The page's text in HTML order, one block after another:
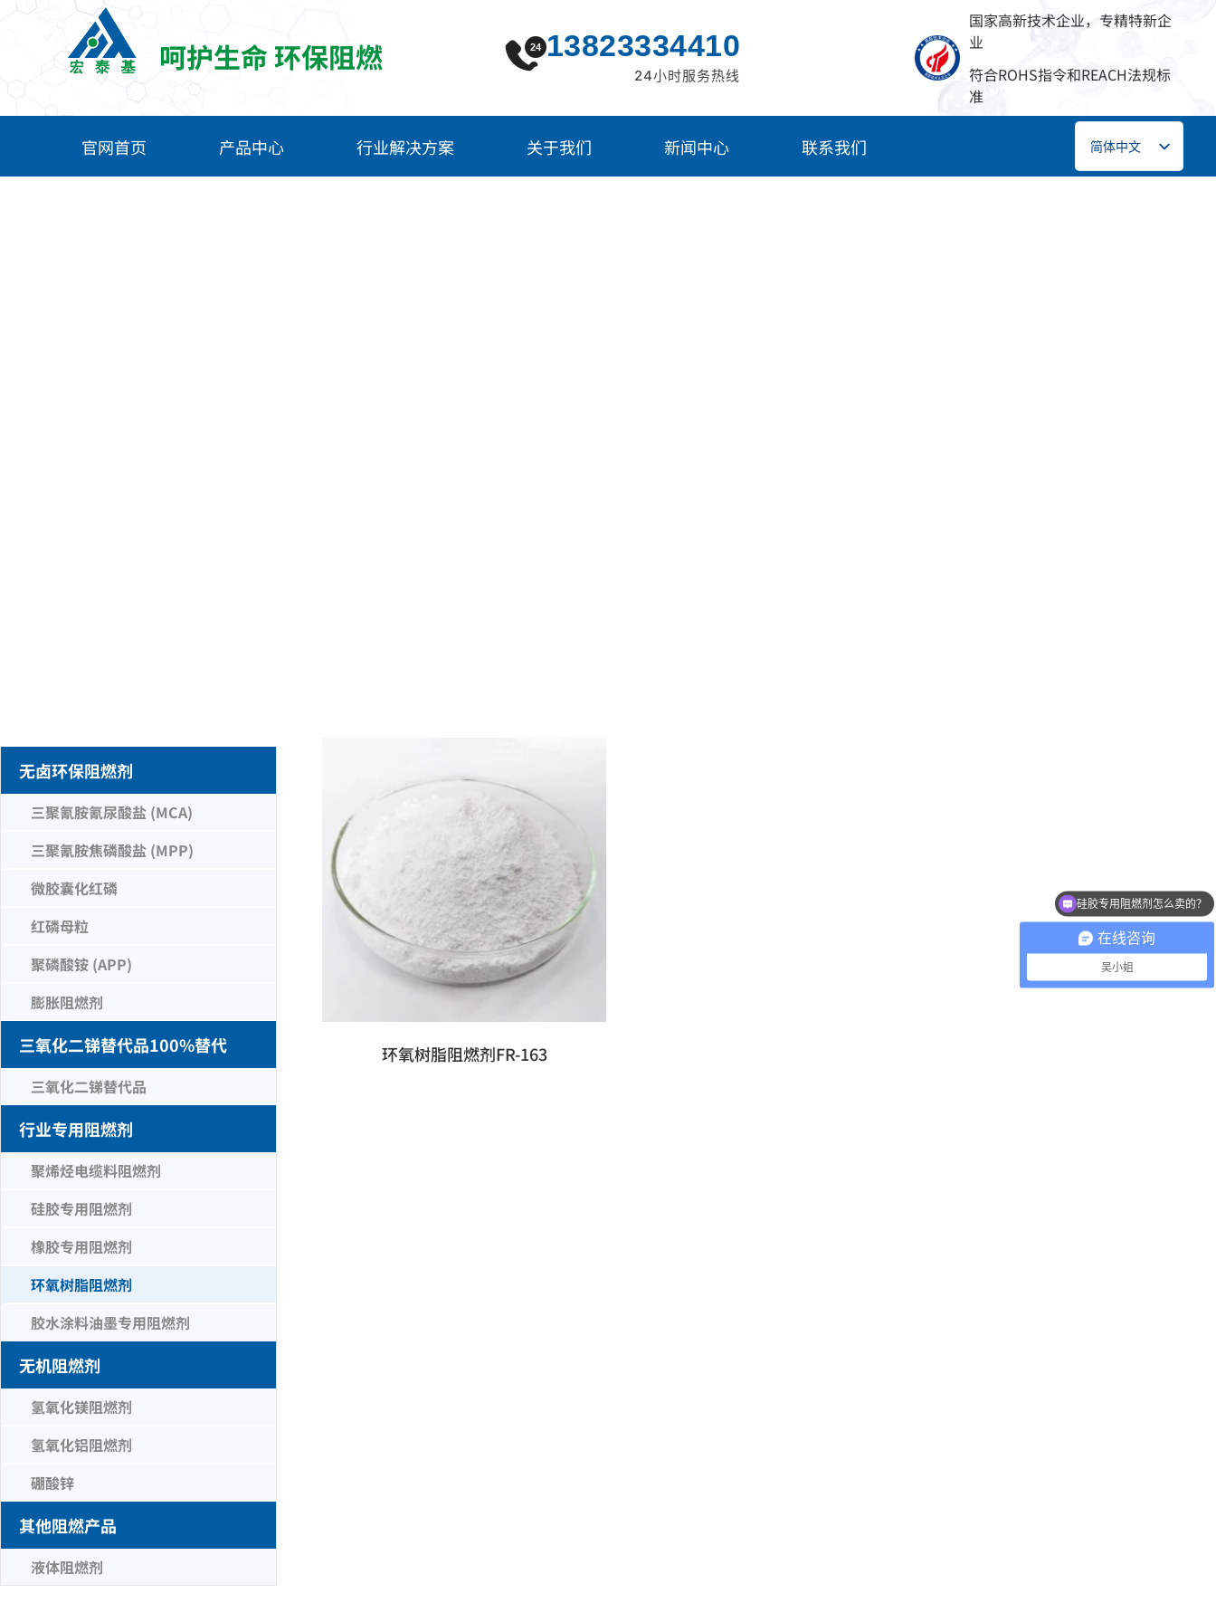
呵护生命 环保阻燃 24 13823334410
24小时服务热线
国家高新技术企业，专精特新企
业
符合ROHS指令和REACH法规标
准
官网首页 产品中心 行业解决方案 关于我们 新闻中心 联系我们
简体中文
English
无卤环保阻燃剂
三聚氰胺氰尿酸盐 (MCA)
三聚氰胺焦磷酸盐 (MPP)
微胶囊化红磷
红磷母粒
聚磷酸铵 (APP)
膨胀阻燃剂
三氧化二锑替代品100%替代
三氧化二锑替代品
行业专用阻燃剂
聚烯烃电缆料阻燃剂
硅胶专用阻燃剂
橡胶专用阻燃剂
环氧树脂阻燃剂
胶水涂料油墨专用阻燃剂
无机阻燃剂
氢氧化镁阻燃剂
氢氧化铝阻燃剂
硼酸锌
其他阻燃产品
液体阻燃剂
环氧树脂阻燃剂FR-163
在线咨询
吴小姐
硅胶专用阻燃剂怎么卖的？